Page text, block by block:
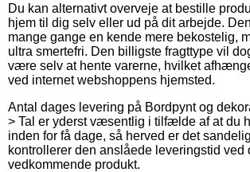
Du kan alternativt overveje at bestille
hjem til dig selv eller ud på dit arbejde.
mange gange en kende mere bekostelig,
ultra smertefri. Den billigste fragttype vil
være selv at hente varerne, hvilket
ved internet webshoppens hjemsted.
Antal dages levering på Bordpynt og
> Tal er yderst væsentlig i tilfælde af at du
inden for få dage, så herved er det
kontrollerer den anslåede leveringstid ved
vedkommende produkt.